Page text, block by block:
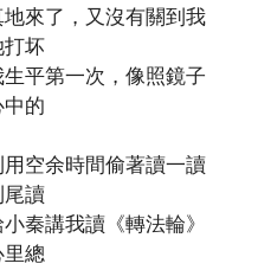
來了，又沒有關到我
打坏
平第一次，像照鏡子
的
空余時間偷著讀一讀
尾讀
秦講我讀《轉法輪》
里總